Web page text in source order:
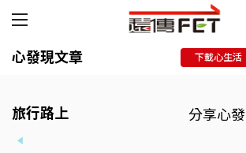
心發現文章 下載心生活
旅行路上 分享心